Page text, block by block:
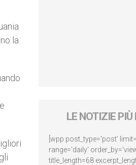
la
LE NOTIZIE PIÙ
[wpp post_type='post'
range='daily'
title_length=68